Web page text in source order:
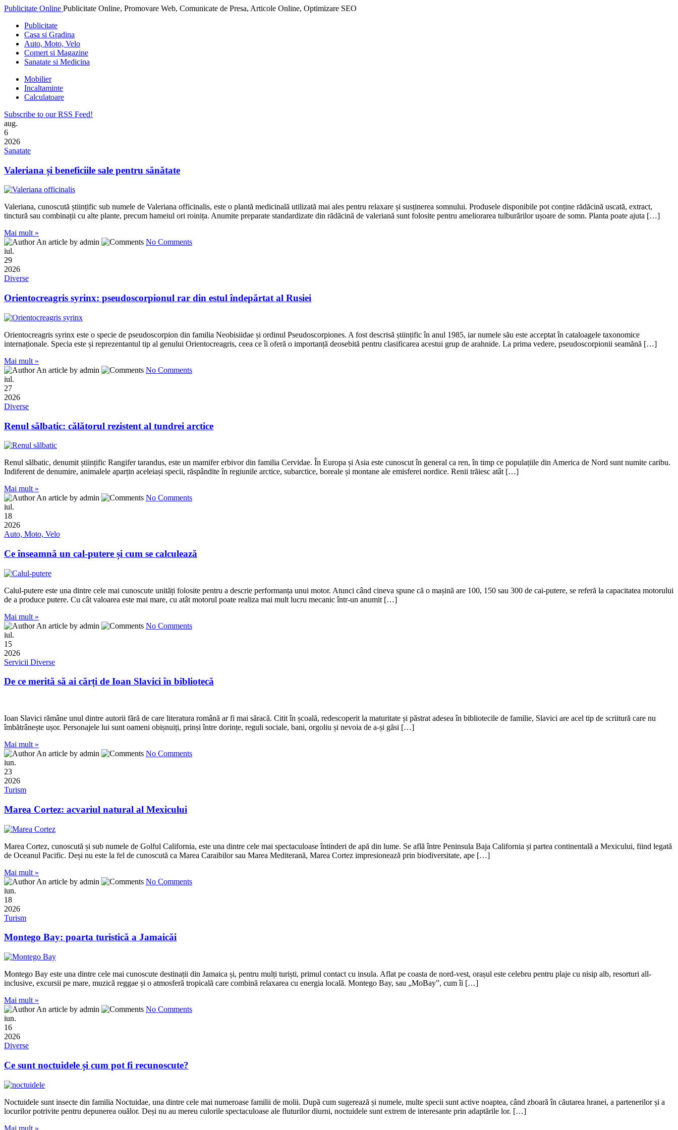
Publicitate Online Publicitate Online, Promovare Web, Comunicate de Presa, Articole Online, Optimizare SEO
Publicitate
Casa si Gradina
Auto, Moto, Velo
Comert si Magazine
Sanatate si Medicina
Mobilier
Incaltaminte
Calculatoare
Subscribe to our RSS Feed!
aug.
6
2026
Sanatate
Valeriana și beneficiile sale pentru sănătate
Valeriana, cunoscută științific sub numele de Valeriana officinalis, este o plantă medicinală utilizată mai ales pentru relaxare și susținerea somnului. Produsele disponibile pot conține rădăcină uscată, extract,
tinctură sau combinații cu alte plante, precum hameiul ori roinița. Anumite preparate standardizate din rădăcină de valeriană sunt folosite pentru ameliorarea tulburărilor ușoare de somn. Planta poate ajuta […]
Mai mult »
An article by admin
No Comments
iul.
29
2026
Diverse
Orientocreagris syrinx: pseudoscorpionul rar din estul îndepărtat al Rusiei
Orientocreagris syrinx este o specie de pseudoscorpion din familia Neobisiidae și ordinul Pseudoscorpiones. A fost descrisă științific în anul 1985, iar numele său este acceptat în cataloagele taxonomice
internaționale. Specia este și reprezentantul tip al genului Orientocreagris, ceea ce îi oferă o importanță deosebită pentru clasificarea acestui grup de arahnide. La prima vedere, pseudoscorpionii seamănă […]
Mai mult »
An article by admin
No Comments
iul.
27
2026
Diverse
Renul sălbatic: călătorul rezistent al tundrei arctice
Renul sălbatic, denumit științific Rangifer tarandus, este un mamifer erbivor din familia Cervidae. În Europa și Asia este cunoscut în general ca ren, în timp ce populațiile din America de Nord sunt numite caribu.
Indiferent de denumire, animalele aparțin aceleiași specii, răspândite în regiunile arctice, subarctice, boreale și montane ale emisferei nordice. Renii trăiesc atât […]
Mai mult »
An article by admin
No Comments
iul.
18
2026
Auto, Moto, Velo
Ce înseamnă un cal-putere și cum se calculează
Calul-putere este una dintre cele mai cunoscute unități folosite pentru a descrie performanța unui motor. Atunci când cineva spune că o mașină are 100, 150 sau 300 de cai-putere, se referă la capacitatea motorului
de a produce putere. Cu cât valoarea este mai mare, cu atât motorul poate realiza mai mult lucru mecanic într-un anumit […]
Mai mult »
An article by admin
No Comments
iul.
15
2026
Servicii Diverse
De ce merită să ai cărți de Ioan Slavici în bibliotecă
Ioan Slavici rămâne unul dintre autorii fără de care literatura română ar fi mai săracă. Citit în școală, redescoperit la maturitate și păstrat adesea în bibliotecile de familie, Slavici are acel tip de scriitură care nu
îmbătrânește ușor. Personajele lui sunt oameni obișnuiți, prinși între dorințe, reguli sociale, bani, orgoliu și nevoia de a-și găsi […]
Mai mult »
An article by admin
No Comments
iun.
23
2026
Turism
Marea Cortez: acvariul natural al Mexicului
Marea Cortez, cunoscută și sub numele de Golful California, este una dintre cele mai spectaculoase întinderi de apă din lume. Se află între Peninsula Baja California și partea continentală a Mexicului, fiind legată
de Oceanul Pacific. Deși nu este la fel de cunoscută ca Marea Caraibilor sau Marea Mediterană, Marea Cortez impresionează prin biodiversitate, ape […]
Mai mult »
An article by admin
No Comments
iun.
18
2026
Turism
Montego Bay: poarta turistică a Jamaicăi
Montego Bay este una dintre cele mai cunoscute destinații din Jamaica și, pentru mulți turiști, primul contact cu insula. Aflat pe coasta de nord-vest, orașul este celebru pentru plaje cu nisip alb, resorturi all-
inclusive, excursii pe mare, muzică reggae și o atmosferă tropicală care combină relaxarea cu energia locală. Montego Bay, sau „MoBay”, cum îi […]
Mai mult »
An article by admin
No Comments
iun.
16
2026
Diverse
Ce sunt noctuidele și cum pot fi recunoscute?
Noctuidele sunt insecte din familia Noctuidae, una dintre cele mai numeroase familii de molii. După cum sugerează și numele, multe specii sunt active noaptea, când zboară în căutarea hranei, a partenerilor și a
locurilor potrivite pentru depunerea ouălor. Deși nu au mereu culorile spectaculoase ale fluturilor diurni, noctuidele sunt extrem de interesante prin adaptările lor. […]
Mai mult »